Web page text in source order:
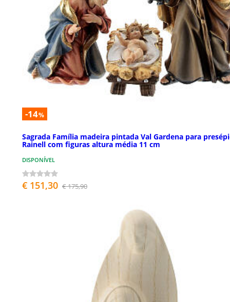
-14%
Sagrada Família madeira pintada Val Gardena para
Rainell com figuras altura média 11 cm
DISPONÍVEL
€ 151,30 € 175,90